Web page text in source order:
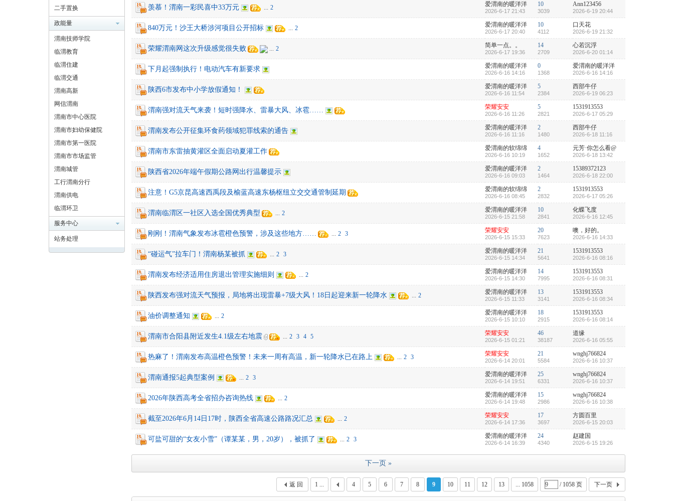
二手置换
政能量
渭南技师学院
临渭教育
临渭住建
临渭交通
渭南高新
网信渭南
渭南市中心医院
渭南市妇幼保健院
渭南市第一医院
渭南市市场监管
渭南城管
工行渭南分行
渭南供电
临渭环卫
服务中心
站务处理
羡慕！渭南一彩民喜中33万元 ... 2 爱渭南的暖洋洋
2026-6-17 21:43
10
3039
Ann123456
2026-6-19 20:44
840万元！沙王大桥涉河项目公开招标 ... 2 爱渭南的暖洋洋
2026-6-17 20:40
10
4112
口天花
2026-6-19 21:32
荣耀渭南网这次升级感觉很失败 ... 2 简单一点。。
2026-6-17 19:36
14
2709
心若沉浮
2026-6-20 01:14
下月起强制执行！电动汽车有新要求 爱渭南的暖洋洋
2026-6-16 14:16
0
1368
爱渭南的暖洋洋
2026-6-16 14:16
陕西6市发布中小学放假通知！ 爱渭南的暖洋洋
2026-6-16 11:54
5
2384
西部牛仔
2026-6-19 06:23
渭南强对流天气来袭！短时强降水、雷暴大风、冰雹…… 荣耀安安
2026-6-16 11:26
5
2821
1531913553
2026-6-17 05:29
渭南发布公开征集环食药领域犯罪线索的通告 爱渭南的暖洋洋
2026-6-16 11:16
2
1480
西部牛仔
2026-6-18 11:16
渭南市东雷抽黄灌区全面启动夏灌工作 爱渭南的软绵绵
2026-6-16 10:19
4
1652
元芳·你怎么看@
2026-6-18 13:42
陕西省2026年端午假期公路网出行温馨提示 爱渭南的暖洋洋
2026-6-16 09:03
2
1464
15389372123
2026-6-18 22:00
注意！G5京昆高速西禹段及榆蓝高速东杨枢纽立交交通管制延期 爱渭南的软绵绵
2026-6-16 08:45
2
2832
1531913553
2026-6-17 05:26
渭南临渭区一社区入选全国优秀典型 ... 2 爱渭南的暖洋洋
2026-6-15 21:58
10
2841
化蝶飞度
2026-6-16 12:45
刚刚！渭南气象发布冰雹橙色预警，涉及这些地方…… ... 2 3 荣耀安安
2026-6-15 15:33
20
7623
噢，好的。
2026-6-16 14:33
“碰运气”拉车门！渭南杨某被抓 ... 2 3 爱渭南的暖洋洋
2026-6-15 14:34
21
5641
1531913553
2026-6-16 08:16
渭南发布经济适用住房退出管理实施细则 ... 2 爱渭南的暖洋洋
2026-6-15 14:30
14
7995
1531913553
2026-6-16 08:31
陕西发布强对流天气预报，局地将出现雷暴+7级大风！18日起迎来新一轮降水 ... 2 爱渭南的暖洋洋
2026-6-15 11:33
13
3141
1531913553
2026-6-16 08:34
油价调整通知 ... 2 爱渭南的暖洋洋
2026-6-15 10:10
18
2915
1531913553
2026-6-16 08:14
渭南市合阳县附近发生4.1级左右地震 ... 2 3 4 5 荣耀安安
2026-6-15 01:21
46
38187
道缘
2026-6-16 05:55
热麻了！渭南发布高温橙色预警！未来一周有高温，新一轮降水已在路上 ... 2 3 荣耀安安
2026-6-14 20:01
21
5584
wnghj766824
2026-6-16 10:37
渭南通报5起典型案例 ... 2 3 爱渭南的暖洋洋
2026-6-14 19:51
25
6331
wnghj766824
2026-6-16 10:37
2026年陕西高考全省招办咨询热线 ... 2 爱渭南的暖洋洋
2026-6-14 19:48
15
2986
wnghj766824
2026-6-16 10:38
截至2026年6月14日17时，陕西全省高速公路路况汇总 ... 2 荣耀安安
2026-6-14 17:36
17
3697
方圆百里
2026-6-15 20:03
可盐可甜的“女友小雪”（谭某某，男，20岁），被抓了 ... 2 3 爱渭南的暖洋洋
2026-6-14 16:39
24
4340
赵建国
2026-6-15 19:26
下一页 »
1 ... 4 5 6 7 8 9 10 11 12 13 ... 1058 / 1058 页 下一页
返 回